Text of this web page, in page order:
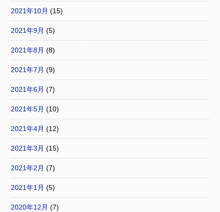
2021年10月 (15)
2021年9月 (5)
2021年8月 (8)
2021年7月 (9)
2021年6月 (7)
2021年5月 (10)
2021年4月 (12)
2021年3月 (15)
2021年2月 (7)
2021年1月 (5)
2020年12月 (7)